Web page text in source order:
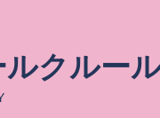
クルー